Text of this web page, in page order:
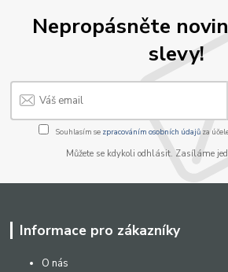
Nepropásněte
slevy!
Souhlasím se zpracováním osobních údajůza
Můžete se kdykoli odhlásit. Zasíláme
Informace pro zákazníky
O nás